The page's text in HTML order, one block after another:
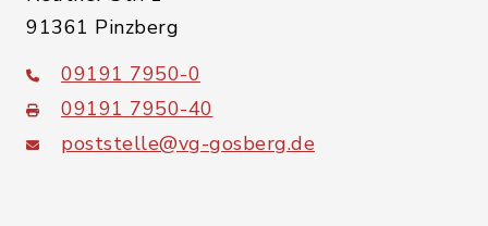
91361 Pinzberg
09191 7950-0
09191 7950-40
poststelle@vg-gosberg.de